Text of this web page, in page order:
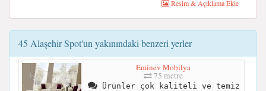
Resim & Açıklama Ekle
45 Alaşehir Spot'un yakınındaki benzeri yerler
Eminev Mobilya
75 metre
Ürünler çok kaliteli ve temiz